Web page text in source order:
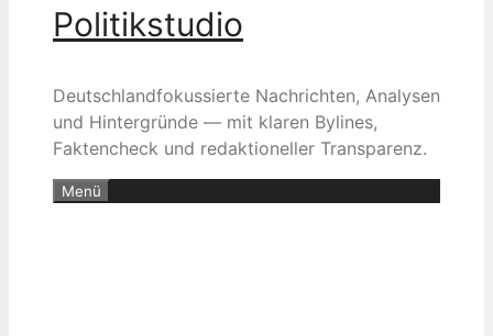
Politikstudio
Deutschlandfokussierte Nachrichten, Analysen
und Hintergründe — mit klaren Bylines,
Faktencheck und redaktioneller Transparenz.
Menü